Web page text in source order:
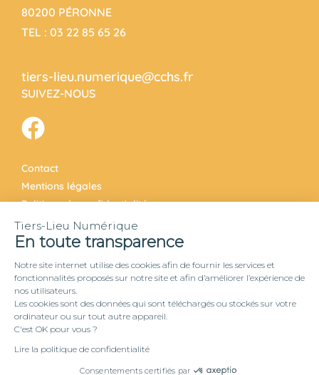
Tiers-Lieu Numérique
En toute transparence
Notre site internet utilise des cookies afin de fournir les services et
fonctionnalités proposés sur notre site et afin d’améliorer l’expérience de
nos utilisateurs.
Les cookies sont des données qui sont téléchargés ou stockés sur votre
ordinateur ou sur tout autre appareil.
C'est OK pour vous ?
Lire la politique de confidentialité
Consentements certifiés par
80200 PÉRONNE
TEL : 03 22 85 65 26
tiers-lieu.numerique@cchs.fr
SUIVEZ-NOUS
Contact
Mentions légales
Politique de confidentialité
© Copyright 2020 – Tiers-Lieu Numérique I Tous droits réservés.